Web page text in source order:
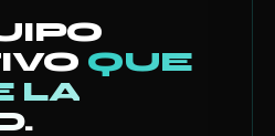
QUE
LA